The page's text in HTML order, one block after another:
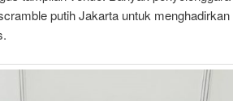
putih Jakarta untuk